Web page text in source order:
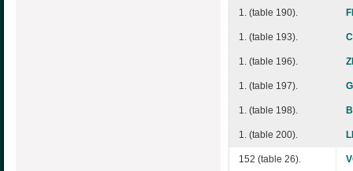
1. (table 190).
1. (table 193).
1. (table 196).
1. (table 197).
1. (table 198).
1. (table 200).
152 (table 26).